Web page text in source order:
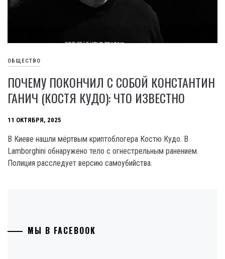
ОБЩЕСТВО
ПОЧЕМУ ПОКОНЧИЛ С СОБОЙ КОНСТАНТИН
ГАНИЧ (КОСТЯ КУДО): ЧТО ИЗВЕСТНО
11 ОКТЯБРЯ, 2025
В Киеве нашли мёртвым криптоблогера Костю Кудо. В
Lamborghini обнаружено тело с огнестрельным ранением.
Полиция расследует версию самоубийства.
МЫ В FACEBOOK